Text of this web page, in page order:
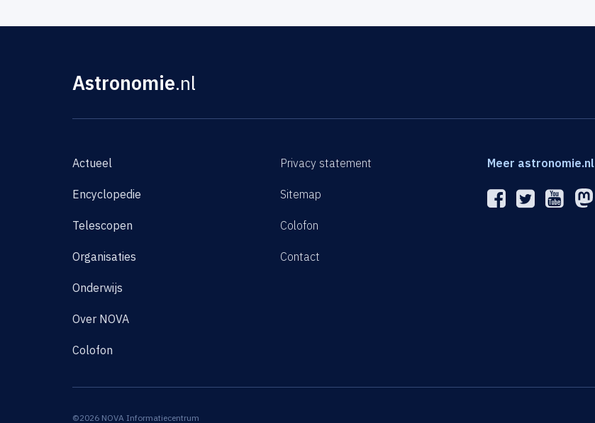
Astronomie.nl
Actueel
Encyclopedie
Telescopen
Organisaties
Onderwijs
Over NOVA
Colofon
Privacy statement
Sitemap
Colofon
Contact
Meer astronomie.nl
©2026 NOVA Informatiecentrum